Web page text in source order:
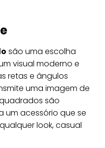
são uma escolha
visual moderno e
retas e ângulos
uma imagem de
são
um acessório que se
look, casual